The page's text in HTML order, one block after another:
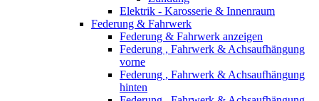
Elektrik - Karosserie & Innenraum
Federung & Fahrwerk
Federung & Fahrwerk anzeigen
Federung , Fahrwerk & Achsaufhängung
vorne
Federung , Fahrwerk & Achsaufhängung
hinten